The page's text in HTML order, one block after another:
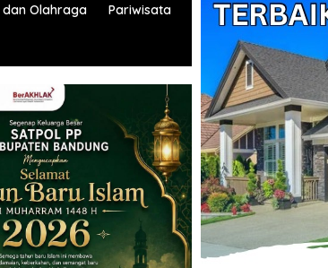
dan Olahraga Pariwisata